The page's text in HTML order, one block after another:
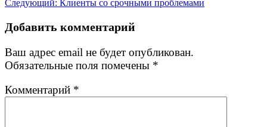
по
записям
запись:
Следующий: Следующая
Клиенты со срочными проблемами
Добавить комментарий
Ваш адрес email не будет опубликован.
Обязательные поля помечены *
Комментарий *